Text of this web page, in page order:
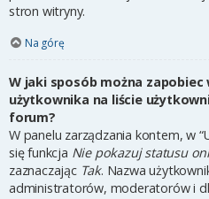
stron witryny.
Na górę
W jaki sposób można
użytkownika na liście
forum?
W panelu zarządzania kontem, w
się funkcja Nie pokazuj statusu
zaznaczając Tak. Nazwa
administratorów, moderatorów i